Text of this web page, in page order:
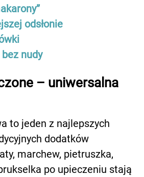
odsłonie
nudy
– uniwersalna
to jeden z najlepszych
dodatków
marchew, pietruszka,
po upieczeniu stają